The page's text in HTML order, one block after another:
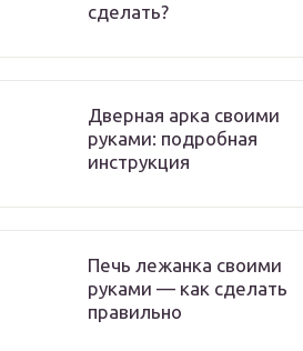
сделать?
Дверная арка своими
руками: подробная
инструкция
Печь лежанка своими
руками — как сделать
правильно